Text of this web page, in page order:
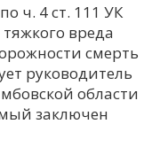
ч. 4 ст. 111 УК
вреда
смерть
руководитель
области
заключен